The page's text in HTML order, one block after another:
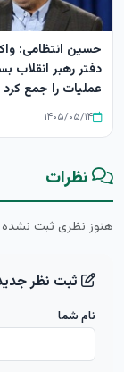
حسین انتظامی:
دفتر رهبر انقلاب
عملیات را جمع کرد
۱۴۰۵/۰۵/۱۴
نظرات
هنوز نظری ثبت نشده
ثبت نظر
نام شما